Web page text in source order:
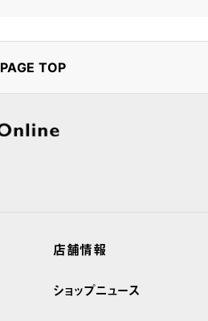
PAGE TOP
店舗情報
ショップニュース